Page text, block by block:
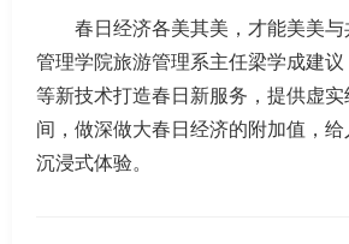
春日经济各美其美，才能美美
管理学院旅游管理系主任梁学成建
等新技术打造春日新服务，提供虚
间，做深做大春日经济的附加值，
沉浸式体验。